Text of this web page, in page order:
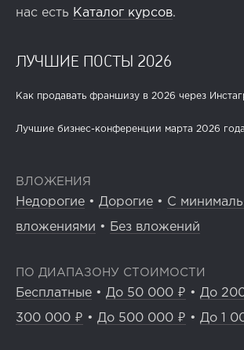
нас есть Каталог курсов.
ЛУЧШИЕ ПОСТЫ 2026
Как продавать франшизу в 2026 через
Лучшие бизнес-конференции марта 2026
ВЛОЖЕНИЯ
Недорогие • Дорогие • С
вложениями • Без вложений
ПО ДИАПАЗОНУ СТОИМОСТИ
Бесплатные • До 50 000 ₽ • До
300 000 ₽ • До 500 000 ₽ • До 1